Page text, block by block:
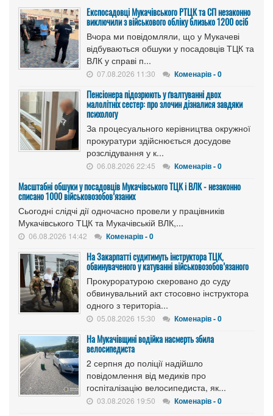
Експосадовці Мукачівського РТЦК та СП незаконно
виключили з військового обліку близько 1200 осіб
Вчора ми повідомляли, що у Мукачеві
відбуваються обшуки у посадовців ТЦК та
ВЛК у справі п...
07.08.2026 11:30 Коменарів - 0
Пенсіонера підозрюють у ґвалтуванні двох
малолітніх сестер: про злочин дізналися завдяки
психологу
За процесуального керівництва окружної
прокуратури здійснюється досудове
розслідування у к...
06.08.2026 22:45 Коменарів - 0
Масштабні обшуки у посадовців Мукачівського ТЦК і ВЛК - незаконно
списано 1000 військовозобов’язаних
Сьогодні слідчі дії одночасно провели у працівників
Мукачівського ТЦК та Мукачівській ВЛК,...
06.08.2026 14:42 Коменарів - 0
На Закарпатті судитимуть інструктора ТЦК,
обвинуваченого у катуванні військовозобов’язаного
Прокуроратурою скеровано до суду
обвинувальний акт стосовно інструктора
одного з територіа...
05.08.2026 15:30 Коменарів - 0
На Мукачівщині водійка насмерть збила
велосипедиста
2 серпня до поліції надійшло
повідомлення від медиків про
госпіталізацію велосипедиста, як...
03.08.2026 19:50 Коменарів - 0